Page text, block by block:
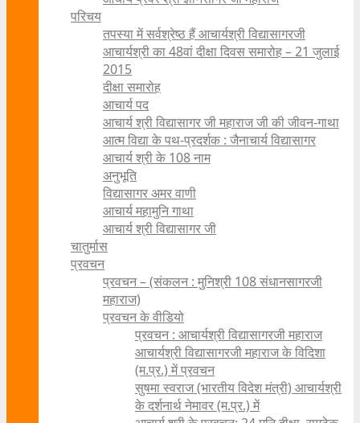
परिचय
तपस्या में सर्वश्रेष्ठ हैं आचार्यश्री विद्यासागरजी
आचार्यश्री का 48वां दीक्षा दिवस समारोह – 21 जुलाई
2015
दीक्षा समारोह
आचार्य पद
आचार्य श्री विद्यासागर जी महाराज जी की जीवन-गाथा
आत्म विद्या के पथ-प्रदर्शक : जैनाचार्य विद्यासागर
आचार्य श्री के 108 नाम
अनुभूति
विद्यासागर अमर वाणी
आचार्य महामुनि गाथा
आचार्य श्री विद्यासागर जी
चातुर्मास
प्रवचन
प्रवचन – (संकलन : मुनिश्री 108 संधानसागरजी
महाराज)
प्रवचन के वीडियो
प्रवचन : आचार्यश्री ‍विद्यासागरजी महाराज
आचार्यश्री विद्यासागरजी महाराज के विदिशा
(म.प्र.) में प्रवचन
सुषमा स्वराज (भारतीय विदेश मंत्री) आचार्यश्री
के दर्शनार्थ नेमावर (म.प्र.) में